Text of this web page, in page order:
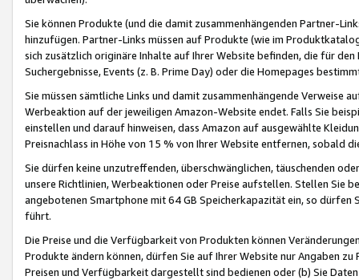
Sie können Produkte (und die damit zusammenhängenden Partner-
hinzufügen. Partner-Links müssen auf Produkte (wie im
sich zusätzlich originäre Inhalte auf Ihrer Website befinden, die für
Suchergebnisse, Events (z. B. Prime Day) oder die Homepages
Sie müssen sämtliche Links und damit zusammenhängende
Werbeaktion auf der jeweiligen Amazon-Website endet. Falls Sie
einstellen und darauf hinweisen, dass Amazon auf ausgewählte
Preisnachlass in Höhe von 15 % von Ihrer Website entfernen, sobald
Sie dürfen keine unzutreffenden, überschwänglichen, täuschenden
unsere Richtlinien, Werbeaktionen oder Preise aufstellen. Stellen Sie
angebotenen Smartphone mit 64 GB Speicherkapazität ein, so dürfen
führt.
Die Preise und die Verfügbarkeit von Produkten können
Produkte ändern können, dürfen Sie auf Ihrer Website nur Angaben
Preisen und Verfügbarkeit dargestellt sind bedienen oder (b) Sie